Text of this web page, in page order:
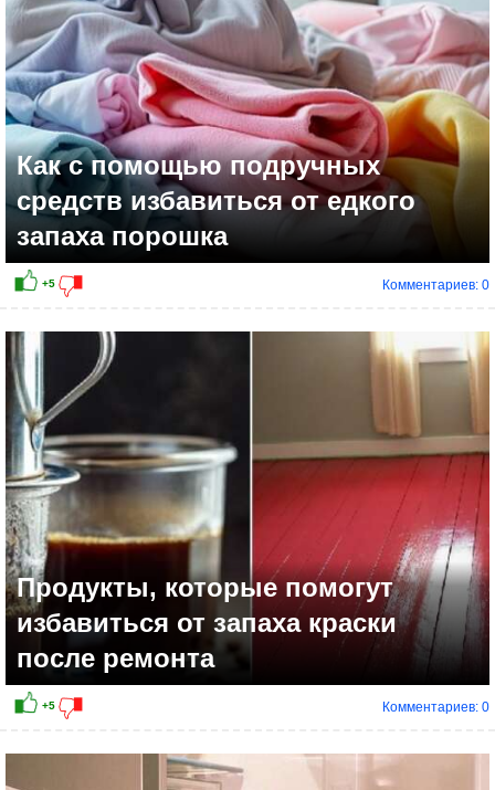
+7
Как с помощью подручных
средств избавиться от едкого
запаха порошка
Комментариев: 0
Продукты, которые помогут
избавиться от запаха краски
после ремонта
Комментариев: 0